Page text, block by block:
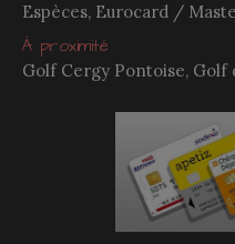
Espèces, Eurocard /
À proximité
Golf Cergy Pontoise, Golf